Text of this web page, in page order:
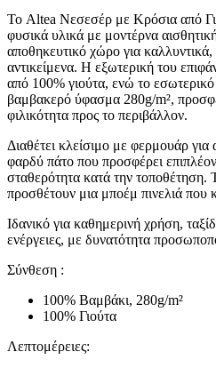
Το Altea Νεσεσέρ με Κρόσια από
φυσικά υλικά με μοντέρνα
αποθηκευτικό χώρο για
αντικείμενα. Η εξωτερική του
από 100% γιούτα, ενώ το
βαμβακερό ύφασμα 280g/m²,
φιλικότητα προς το περιβάλλον.
Διαθέτει κλείσιμο με φερμουάρ
φαρδύ πάτο που προσφέρει
σταθερότητα κατά την τοποθέτηση.
προσθέτουν μια μποέμ πινελιά που
Ιδανικό για καθημερινή χρήση,
ενέργειες, με δυνατότητα
Σύνθεση :
100% Βαμβάκι, 280g/m²
100% Γιούτα
Λεπτομέρειες: